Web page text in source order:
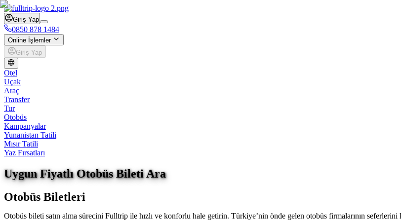
Giriş Yap
0850 878 1484
Online İşlemler
Giriş Yap
Otel
Uçak
Araç
Transfer
Tur
Otobüs
Kampanyalar
Yunanistan Tatili
Mısır Tatili
Yaz Fırsatları
Uygun Fiyatlı Otobüs Bileti Ara
Otobüs Biletleri
Otobüs bileti satın alma sürecini Fulltrip ile hızlı ve konforlu hale getirin. Türkiye’nin önde gelen otobüs firmalarının